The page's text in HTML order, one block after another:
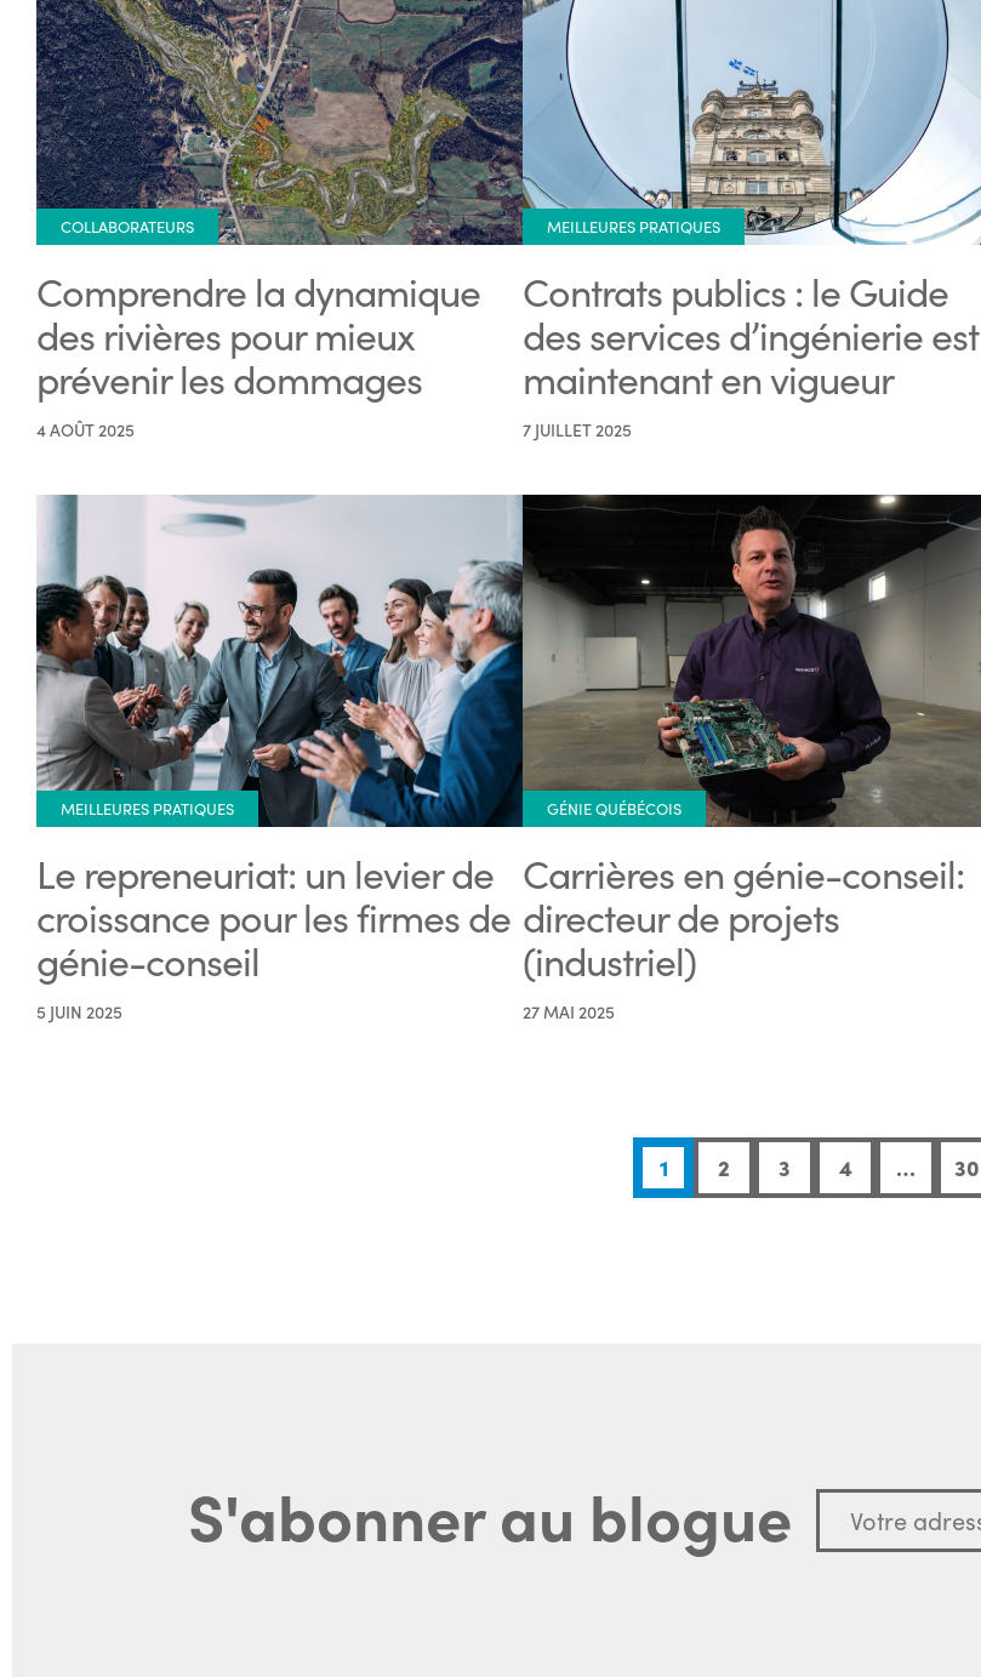
COLLABORATEURS
Comprendre la dynamique
des rivières pour mieux
prévenir les dommages
4 AOÛT 2025
MEILLEURES PRATIQUES
Contrats publics : le Guide
des services d’ingénierie est
maintenant en vigueur
7 JUILLET 2025
MEILLEURES PRATIQUES
Le repreneuriat: un levier de
croissance pour les firmes de
génie-conseil
5 JUIN 2025
GÉNIE QUÉBÉCOIS
Carrières en génie-conseil:
directeur de projets
(industriel)
27 MAI 2025
1 2 3 4 … 30
S'abonner au blogue